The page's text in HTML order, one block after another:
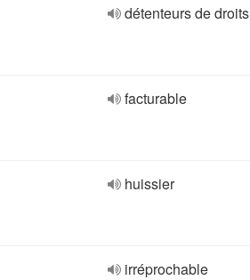
détenteurs de droits
facturable
huissier
irréprochable